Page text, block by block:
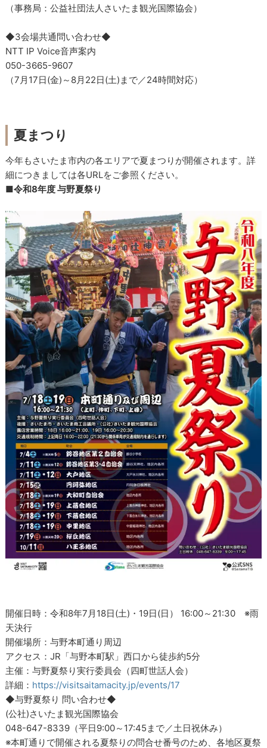
（事務局：公益社団法人さいたま観光国際協会）
◆3会場共通問い合わせ◆
NTT IP Voice音声案内
050-3665-9607
（7月17日(金)～8月22日(土)まで／24時間対応）
夏まつり
今年もさいたま市内の各エリアで夏まつりが開催されます。詳
細につきましては各URLをご参照ください。
■令和8年度 与野夏祭り
開催日時：令和8年7月18日(土)・19日(日） 16:00～21:30 ※雨
天決行
開催場所：与野本町通り周辺
アクセス：JR「与野本町駅」西口から徒歩約5分
主催：与野夏祭り実行委員会（四町世話人会）
詳細： https://visitsaitamacity.jp/events/17
◆与野夏祭り 問い合わせ◆
(公社)さいたま観光国際協会
048-647-8339（平日9:00～17:45まで／土日祝休み）
※本町通りで開催される夏祭りの問合せ番号のため、各地区夏祭